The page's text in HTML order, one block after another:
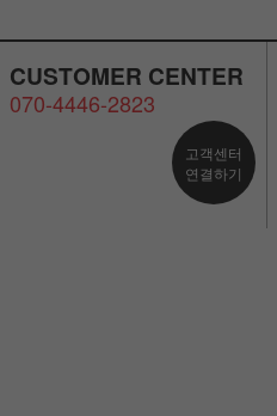
CUSTOMER CENTER
070-4446-2823
고객센터
연결하기